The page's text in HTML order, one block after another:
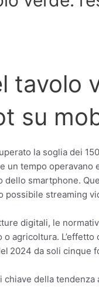
tavolo
su
la soglia dei
tempo
smartphone.
possibile streaming
digitali, le
agricoltura.
2024 da soli cinque
della